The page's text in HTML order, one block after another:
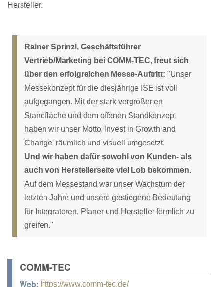
Hersteller.
Rainer Sprinzl, Geschäftsführer
Vertrieb/Marketing bei COMM-TEC, freut sich
über den erfolgreichen Messe-Auftritt: "Unser
Messekonzept für die diesjährige ISE ist voll
aufgegangen. Mit der stark vergrößerten
Standfläche und dem offenen Standkonzept
haben wir unser Motto 'Invest in Growth and
Change' räumlich und visuell umgesetzt.
Und wir haben dafür sowohl von Kunden- als
auch von Herstellerseite viel Lob bekommen.
Auf dem Messestand war unser Wachstum der
letzten Jahre und unsere gestiegene Bedeutung
für Integratoren, Planer und Hersteller förmlich zu
greifen."
COMM-TEC
Web: https://www.comm-tec.de/